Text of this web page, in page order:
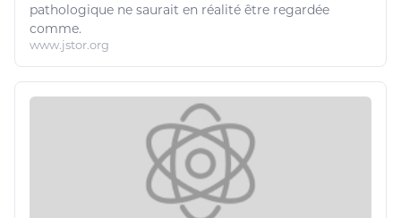
pathologique ne saurait en réalité être regardée
comme.
www.jstor.org